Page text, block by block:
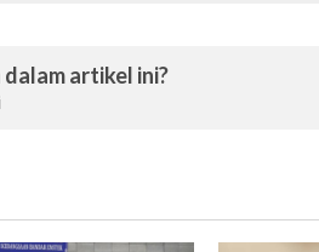
artikel ini?